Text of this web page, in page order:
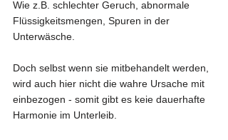
Wie z.B. schlechter Geruch, abnormale
Flüssigkeitsmengen, Spuren in der
Unterwäsche.
Doch selbst wenn sie mitbehandelt werden,
wird auch hier nicht die wahre Ursache mit
einbezogen - somit gibt es keie dauerhafte
Harmonie im Unterleib.